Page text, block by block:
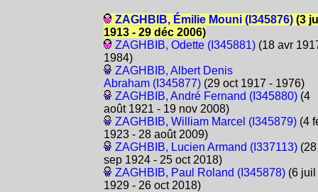
ZAGHBIB, Émilie Mouni (I345876)(3
1913 - 29 déc 2006)
ZAGHBIB, Odette (I345881)(18 avr
1984)
ZAGHBIB, Albert Denis
Abraham (I345877)(29 oct 1917 - 1976)
ZAGHBIB, André Fernand (I345880)(4
août 1921 - 19 nov 2008)
ZAGHBIB, William Marcel (I345879)(4
1923 - 28 août 2009)
ZAGHBIB, Lucien Armand (I337113)(28
sep 1924 - 25 oct 2018)
ZAGHBIB, Paul Roland (I345878)(6 juil
1929 - 26 oct 2018)